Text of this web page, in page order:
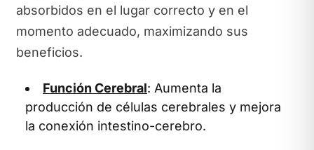
absorbidos en el lugar correcto y en el
momento adecuado, maximizando sus
beneficios.
Función Cerebral: Aumenta la
producción de células cerebrales y mejora
la conexión intestino-cerebro.